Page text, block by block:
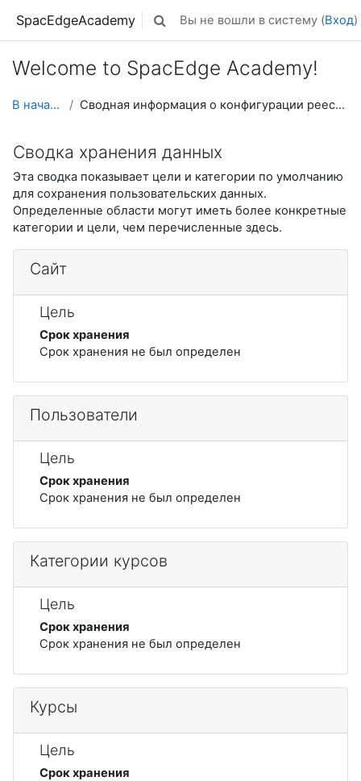
SpacEdgeAcademy Изменить данные поисковой
Вы не вошли в систему (Вход)
Welcome to SpacEdge Academy!
В начало Сводная информация о конфигурации реестра
Сводка хранения данных
Эта сводка показывает цели и категории по умолчанию
для сохранения пользовательских данных.
Определенные области могут иметь более конкретные
категории и цели, чем перечисленные здесь.
Сайт
Цель
Срок хранения
Срок хранения не был определен
Пользователи
Цель
Срок хранения
Срок хранения не был определен
Категории курсов
Цель
Срок хранения
Срок хранения не был определен
Курсы
Цель
Срок хранения